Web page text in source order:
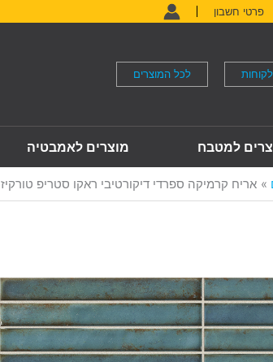
פרטי חשבון
לכל המוצרים
למטבח מוצרים לאמבטיה
אריח קרמיקה ספרדי דיקורטיבי ראקו סטריפ טורקיז 35*35 ס"מ